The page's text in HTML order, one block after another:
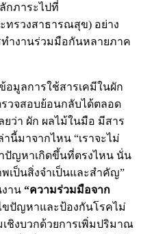
กภาระไปที่
ทรวงสาธารณสุข) อย่าง
ทำงานร่วมมือกันหลายภาค
อมูลการใช้สารเคมีในผัก
วจสอบย้อนกลับได้ตลอด
ว่า ผัก ผลไม้ในมือ มีสาร
นี้มาจากไหน “เราจะไม่
ปัญหาเกิดขึ้นที่ตรงไหน นั่น
เป็นสิ่งจำเป็นและสำคัญ”
าน “ความร่วมมือจาก
ขปัญหาและป้องกันโรคไม่
ชิงบวกด้วยการเพิ่มปริมาณ